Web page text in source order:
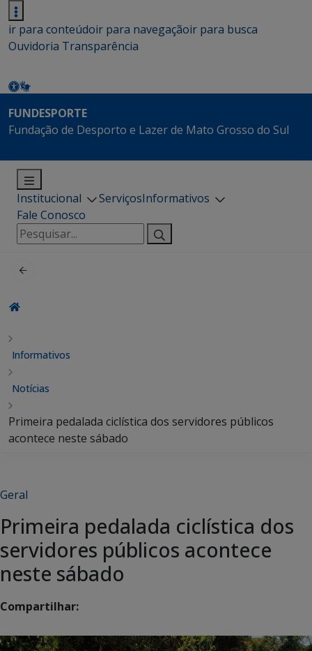
ir para conteúdoir para navegaçãoir para busca
Ouvidoria Transparência
FUNDESPORTE
Fundação de Desporto e Lazer de Mato Grosso do Sul
Institucional ServiçosInformativos
Fale Conosco
Pesquisar
por:
Informativos
Notícias
Primeira pedalada ciclística dos servidores públicos
acontece neste sábado
Geral
Primeira pedalada ciclística dos
servidores públicos acontece
neste sábado
Compartilhar: